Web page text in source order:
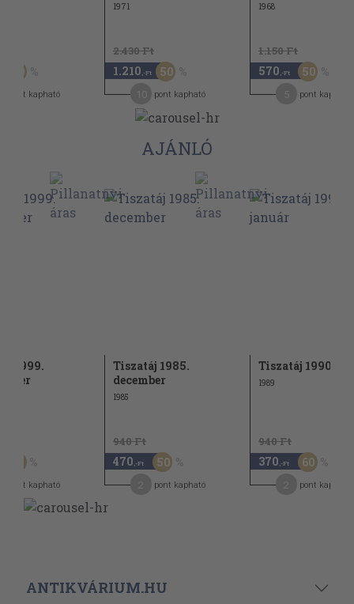
50
pont kapható
1971
2.430 Ft
1.210 ,-Ft 50
pont kapható
1968
1.150 Ft
570 ,-Ft 50
pont kapható
AJÁNLÓ
1999.
pont kapható
Tiszatáj 1985.
december
1985
940 Ft
470 ,-Ft 50
pont kapható
Tiszatáj 1990.
1989
940 Ft
370 ,-Ft 60
pont kapható
ANTIKVÁRIUM.HU